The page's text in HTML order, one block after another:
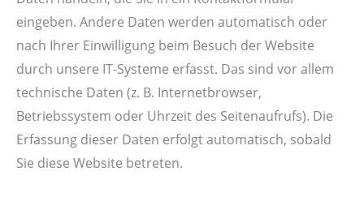
eingeben. Andere Daten werden automatisch oder
nach Ihrer Einwilligung beim Besuch der Website
durch unsere IT-Systeme erfasst. Das sind vor allem
technische Daten (z. B. Internetbrowser,
Betriebssystem oder Uhrzeit des Seitenaufrufs). Die
Erfassung dieser Daten erfolgt automatisch, sobald
Sie diese Website betreten.